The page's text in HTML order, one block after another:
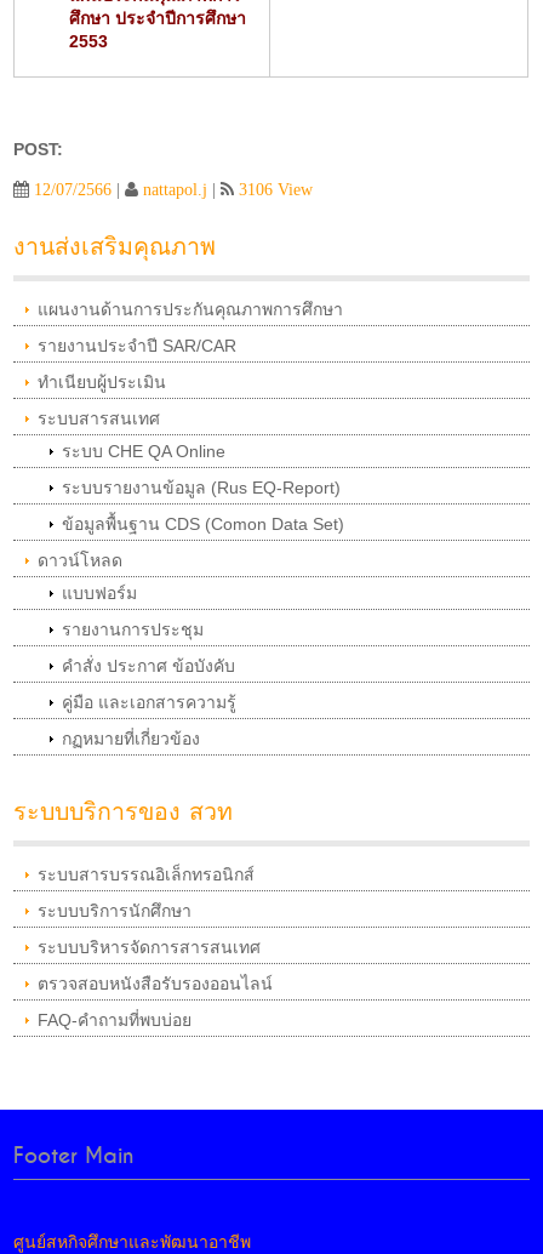
ศึกษา ประจำปีการศึกษา
2553
POST:
12/07/2566 | nattapol.j | 3106 View
งานส่งเสริมคุณภาพ
แผนงานด้านการประกันคุณภาพการศึกษา
รายงานประจำปี SAR/CAR
ทำเนียบผู้ประเมิน
ระบบสารสนเทศ
ระบบ CHE QA Online
ระบบรายงานข้อมูล (Rus EQ-Report)
ข้อมูลพื้นฐาน CDS (Comon Data Set)
ดาวน์โหลด
แบบฟอร์ม
รายงานการประชุม
คำสั่ง ประกาศ ข้อบังคับ
คู่มือ และเอกสารความรู้
กฏหมายที่เกี่ยวข้อง
ระบบบริการของ สวท
ระบบสารบรรณอิเล็กทรอนิกส์
ระบบบริการนักศึกษา
ระบบบริหารจัดการสารสนเทศ
ตรวจสอบหนังสือรับรองออนไลน์
FAQ-คำถามที่พบบ่อย
Footer Main
ศูนย์สหกิจศึกษาและพัฒนาอาชีพ